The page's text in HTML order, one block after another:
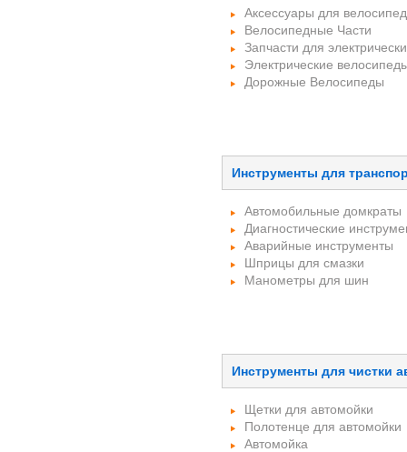
Аксессуары для
Велосипедные Части
Запчасти для
Электрические
Дорожные Велосипеды
Инструменты для
Автомобильные домкраты
Диагностические
Аварийные инструменты
Шприцы для смазки
Манометры для шин
Инструменты для чистки
Щетки для автомойки
Полотенце для автомойки
Автомойка